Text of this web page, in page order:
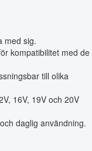
med sig.
kompatibilitet med de
till olika
16V, 19V och 20V
daglig användning.